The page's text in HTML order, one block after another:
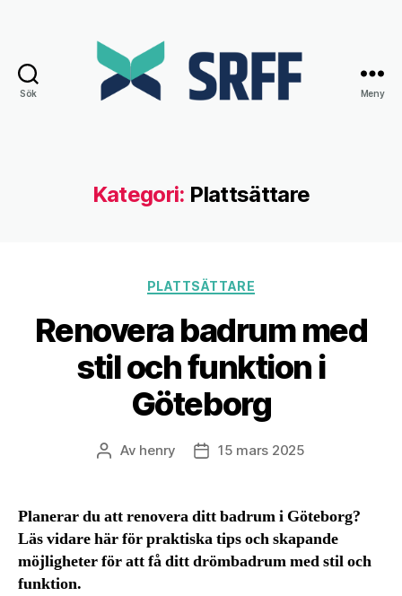
Sök Meny
Kategori: Plattsättare
Kategorier
PLATTSÄTTARE
Renovera badrum med
stil och funktion i
Göteborg
Inläggsförfattare
Av henry Inläggsdatum
15 mars 2025
Planerar du att renovera ditt badrum i Göteborg?
Läs vidare här för praktiska tips och skapande
möjligheter för att få ditt drömbadrum med stil och
funktion.